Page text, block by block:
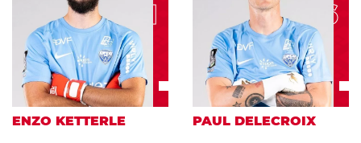
71
ENZO KETTERLE
16
PAUL DELECROIX